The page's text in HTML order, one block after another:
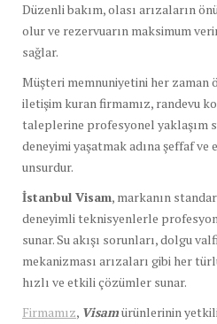
Düzenli bakım, olası arızaların
olur ve rezervuarın maksimum
sağlar.
Müşteri memnuniyetini her zaman
iletişim kuran firmamız, randevu
taleplerine profesyonel yaklaşım
deneyimi yaşatmak adına şeffaf
unsurdur.
İstanbul Visam, markanın
deneyimli teknisyenlerle
sunar. Su akışı sorunları, dolgu
mekanizması arızaları gibi her
hızlı ve etkili çözümler sunar.
Firmamız, Visamürünlerinin